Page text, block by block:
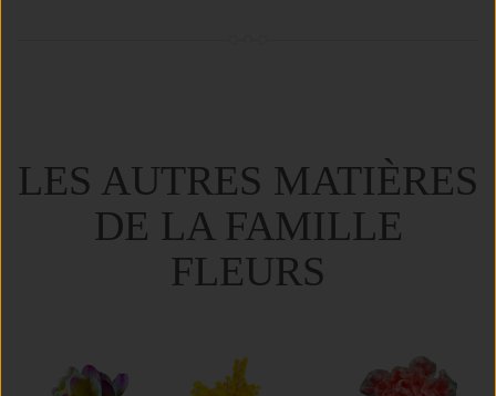
LES AUTRES MATIÈRES
DE LA FAMILLE
FLEURS